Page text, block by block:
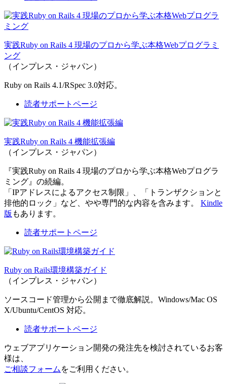
実践Ruby on Rails 4 現場のプロから学ぶ本格Webプログラミ
ング
（インプレス・ジャパン）
Ruby on Rails 4.1/RSpec 3.0対応。
読者サポートページ
実践Ruby on Rails 4 機能拡張編
（インプレス・ジャパン）
『実践Ruby on Rails 4 現場のプロから学ぶ本格Webプログラ
ミング』の続編。
「IPアドレスによるアクセス制限」、「トランザクションと
排他的ロック」など、やや専門的な内容を含みます。 Kindle
版 もあります。
読者サポートページ
Ruby on Rails環境構築ガイド
（インプレス・ジャパン）
ソースコード管理から公開まで徹底解説。Windows/Mac OS
X/Ubuntu/CentOS 対応。
読者サポートページ
ウェブアプリケーション開発の発注先を検討されているお客
様は、
ご相談フォーム をご利用ください。